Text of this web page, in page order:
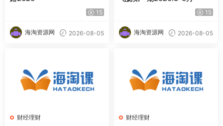
15
海淘资源网 2026-08-05
15
海淘资源网 2026-08-05
财经理财 财经理财